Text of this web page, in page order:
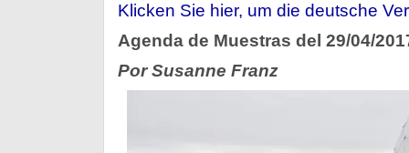
Klicken Sie hier, um die deutsche
Agenda de Muestras del 29/04/
Por Susanne Franz